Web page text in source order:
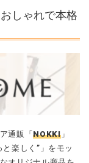
しゃれで本格
通販「NOKKI」
楽しく”」をモッ